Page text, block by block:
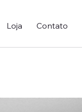
Loja Contato